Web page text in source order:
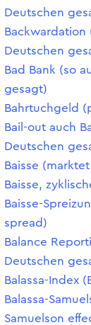
Deutschen
Backwardation
Deutschen
Bad Bank (so
gesagt)
Bahrtuchgeld
Bail-out auch
Deutschen
Baisse
Baisse,
Baisse-
spread)
Balance
Deutschen
Balassa-Index
Balassa-
Samuelson